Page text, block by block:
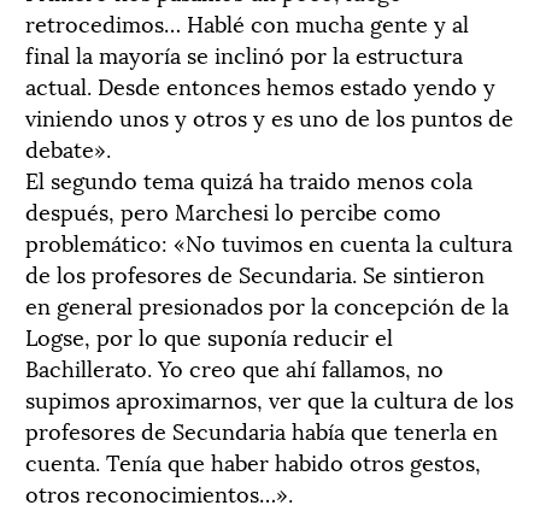
retrocedimos… Hablé con mucha gente y al
final la mayoría se inclinó por la estructura
actual. Desde entonces hemos estado yendo y
viniendo unos y otros y es uno de los puntos de
debate».
El segundo tema quizá ha traido menos cola
después, pero Marchesi lo percibe como
problemático: «No tuvimos en cuenta la cultura
de los profesores de Secundaria. Se sintieron
en general presionados por la concepción de la
Logse, por lo que suponía reducir el
Bachillerato. Yo creo que ahí fallamos, no
supimos aproximarnos, ver que la cultura de los
profesores de Secundaria había que tenerla en
cuenta. Tenía que haber habido otros gestos,
otros reconocimientos…».